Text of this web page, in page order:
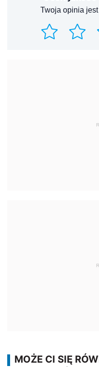
Twoja opinia